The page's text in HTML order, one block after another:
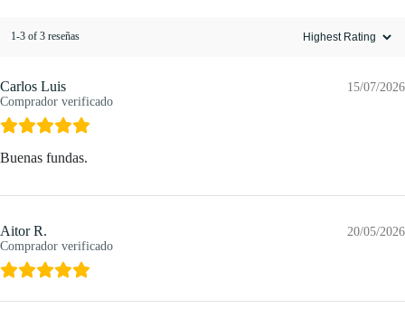
1-3 of 3 reseñas
Carlos Luis
Comprador verificado
15/07/2026
Buenas fundas.
Aitor R.
Comprador verificado
20/05/2026